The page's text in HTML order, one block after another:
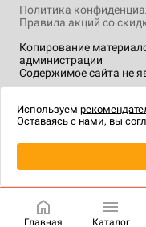
Копирование
администрации
Содержимое сайта не
Политика
Правила акций со
технологии.
Главная Каталог
Используем
Оставаясь с нами, вы